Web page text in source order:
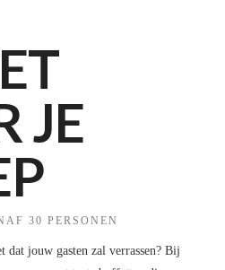
JE
30 PERSONEN
dat jouw gasten zal verrassen? Bij